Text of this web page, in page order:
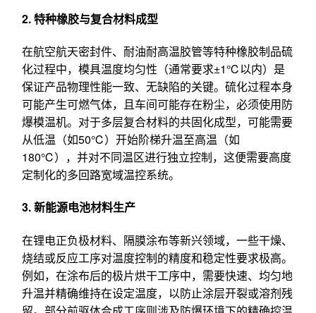
2. 特种橡胶与复合材料成型
在航空航天密封件、耐油耐高温胶管等特种橡胶制品硫
化过程中，模具温度均匀性（通常要求±1℃以内）是
保证产品物理性能一致、无缺陷的关键。硫化过程本身
可能产生可燃气体，且车间可能存在粉尘，必须使用防
爆模温机。对于多层复合材料的共固化成型，可能需要
从低温（如50℃）开始阶梯升温至高温（如
180℃），并对不同温区进行独立控制，这便需要高度
定制化的多回路宽域温控系统。
3. 新能源电池材料生产
在锂电正负极材料、隔膜涂布等新兴领域，一些干燥、
烧结或反应工序对温度控制的精度和稳定性要求极高。
例如，在涂布后的极片烘干工序中，需要快速、均匀地
升温并精确维持在设定温度，以防止涂层开裂或溶剂残